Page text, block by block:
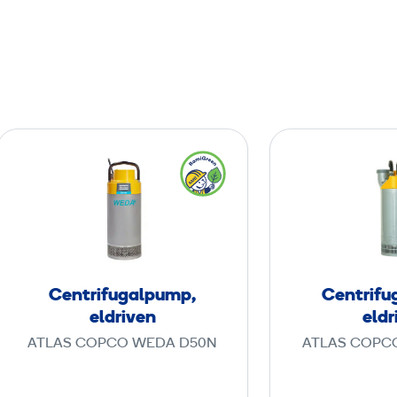
e
n
i
u
Centrifugalpump,
eldriven
ATLAS COPCO WEDA D50N
i
ATLAS